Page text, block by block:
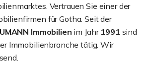
Vertrauen Sie einer der
für Gotha. Seit der
Immobilien im Jahr 1991 sind
Immobilienbranche tätig. Wir